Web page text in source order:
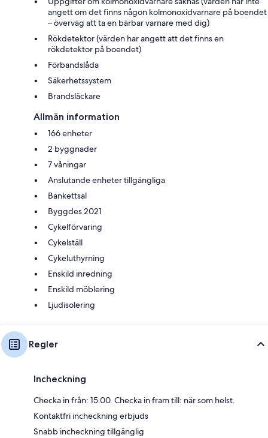
angett om det finns någon kolmonoxidvarnare på boendet
– överväg att ta en bärbar varnare med dig)
Rökdetektor (värden har angett att det finns en
rökdetektor på boendet)
Förbandslåda
Säkerhetssystem
Brandsläckare
Allmän information
166 enheter
2 byggnader
7 våningar
Anslutande enheter tillgängliga
Bankettsal
Byggdes 2021
Cykelförvaring
Cykelställ
Cykeluthyrning
Enskild inredning
Enskild möblering
Ljudisolering
Regler
Incheckning
Checka in från: 15.00. Checka in fram till: när som helst.
Kontaktfri incheckning erbjuds
Snabb incheckning tillgänglig